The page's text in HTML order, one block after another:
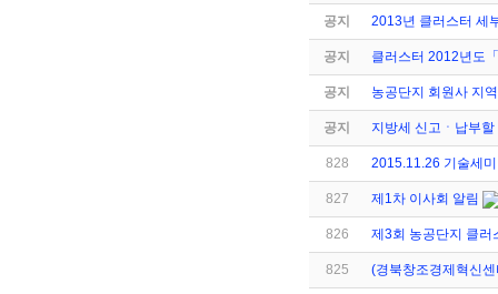
공지 2013년 클러스터 세
공지 클러스터 2012년도
공지 농공단지 회원사 지
공지 지방세 신고ㆍ납부
828 2015.11.26 기술세
827 제1차 이사회 알림
826 제3회 농공단지 클러
825 (경북창조경제혁신